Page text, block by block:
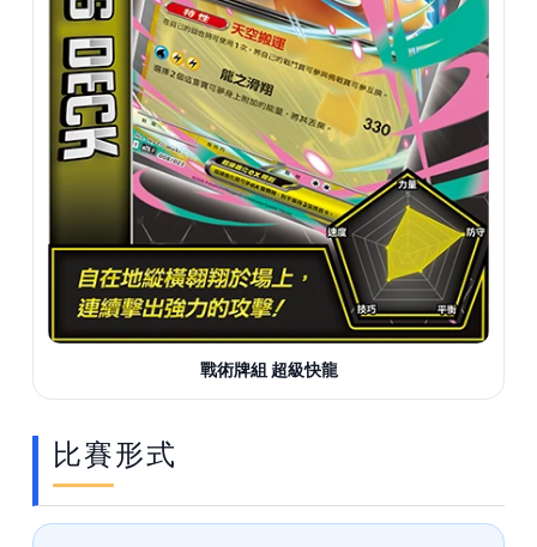
戰術牌組 超級快龍
比賽形式